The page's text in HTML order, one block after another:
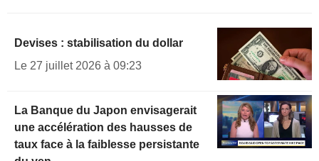
Devises : stabilisation du dollar
Le 27 juillet 2026 à 09:23
La Banque du Japon envisagerait
une accélération des hausses de
taux face à la faiblesse persistante